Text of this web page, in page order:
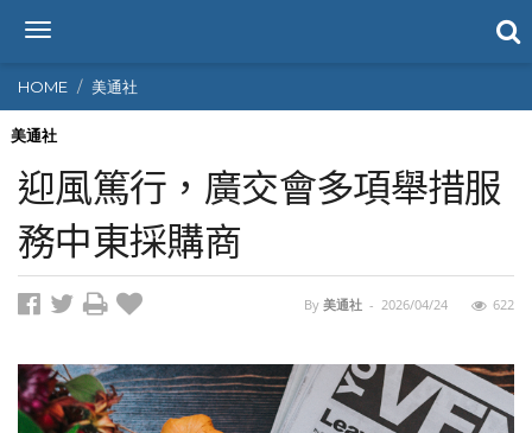
T
g
g
l
n
a
v
i
g
o
n
HOME 美通社
美通社
迎風篤行，廣交會多項舉措服
務中東採購商
By 美通社 - 2026/04/24 622